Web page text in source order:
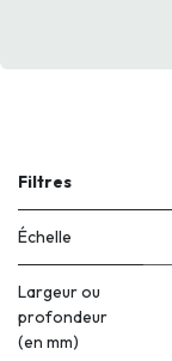
Filtres
Échelle
Largeur ou
profondeur
(en mm)